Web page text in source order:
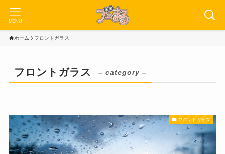
MENU
ホーム フロントガラス
フロントガラス – category –
フロントガラス